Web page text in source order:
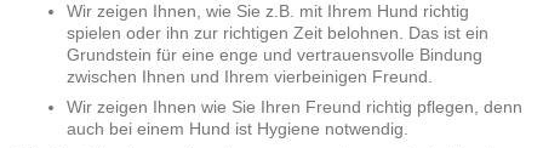
Wir zeigen Ihnen, wie Sie z.B. mit Ihrem Hund richtig
spielen oder ihn zur richtigen Zeit belohnen. Das ist ein
Grundstein für eine enge und vertrauensvolle Bindung
zwischen Ihnen und Ihrem vierbeinigen Freund.
Wir zeigen Ihnen wie Sie Ihren Freund richtig pflegen, denn
auch bei einem Hund ist Hygiene notwendig.